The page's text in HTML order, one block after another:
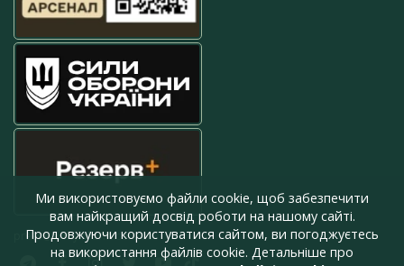
press@armyinform.com.ua
Ми використовуємо файли cookie, щоб забезпечити
вам найкращий досвід роботи на нашому сайті.
Продовжуючи користуватися сайтом, ви погоджуєтесь
на використання файлів cookie. Детальніше про